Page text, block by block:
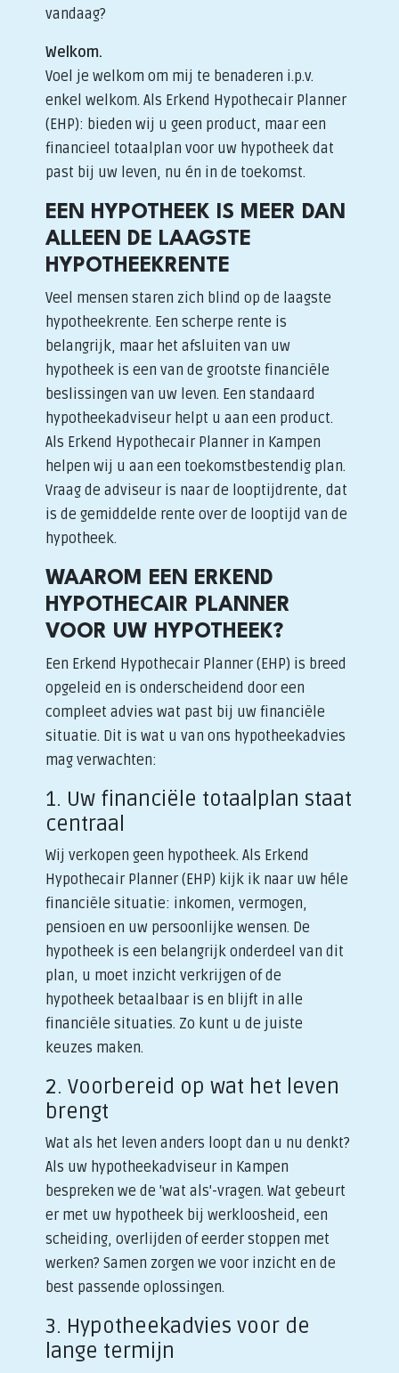
vandaag?
Welkom.
Voel je welkom om mij te benaderen i.p.v.
enkel welkom. Als Erkend Hypothecair Planner
(EHP): bieden wij u geen product, maar een
financieel totaalplan voor uw hypotheek dat
past bij uw leven, nu én in de toekomst.
EEN HYPOTHEEK IS MEER DAN
ALLEEN DE LAAGSTE
HYPOTHEEKRENTE
Veel mensen staren zich blind op de laagste
hypotheekrente. Een scherpe rente is
belangrijk, maar het afsluiten van uw
hypotheek is een van de grootste financiële
beslissingen van uw leven. Een standaard
hypotheekadviseur helpt u aan een product.
Als Erkend Hypothecair Planner in Kampen
helpen wij u aan een toekomstbestendig plan.
Vraag de adviseur is naar de looptijdrente, dat
is de gemiddelde rente over de looptijd van de
hypotheek.
WAAROM EEN ERKEND
HYPOTHECAIR PLANNER
VOOR UW HYPOTHEEK?
Een Erkend Hypothecair Planner (EHP) is breed
opgeleid en is onderscheidend door een
compleet advies wat past bij uw financiële
situatie. Dit is wat u van ons hypotheekadvies
mag verwachten:
1. Uw financiële totaalplan staat
centraal
Wij verkopen geen hypotheek. Als Erkend
Hypothecair Planner (EHP) kijk ik naar uw héle
financiële situatie: inkomen, vermogen,
pensioen en uw persoonlijke wensen. De
hypotheek is een belangrijk onderdeel van dit
plan, u moet inzicht verkrijgen of de
hypotheek betaalbaar is en blijft in alle
financiële situaties. Zo kunt u de juiste
keuzes maken.
2. Voorbereid op wat het leven
brengt
Wat als het leven anders loopt dan u nu denkt?
Als uw hypotheekadviseur in Kampen
bespreken we de 'wat als'-vragen. Wat gebeurt
er met uw hypotheek bij werkloosheid, een
scheiding, overlijden of eerder stoppen met
werken? Samen zorgen we voor inzicht en de
best passende oplossingen.
3. Hypotheekadvies voor de
lange termijn